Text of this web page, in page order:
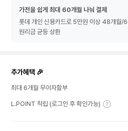
가전을 쉽게 최대 60개월 나눠 결제
롯데 개인 신용카드로 5만원 이상 48개월/
원리금 균등 상환
추가혜택 🎉
최대 6개월 무이자할부
L.POINT 적립 (로그인 후 확인가능)